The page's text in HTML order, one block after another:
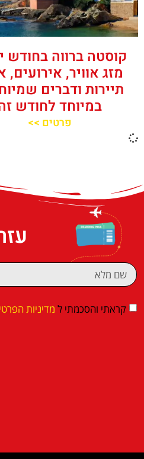
קוסטה ברווה בחודש
מזג אוויר, אירועים,
תיירות ודברים
במיוחד לחודש
פרטים >>
קראתי והסכמתי ל מדיניות